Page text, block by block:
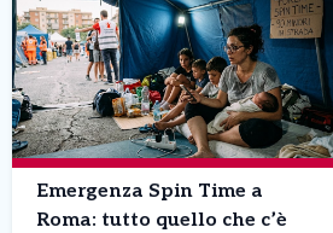
Emergenza Spin Time a
Roma: tutto quello che c’è